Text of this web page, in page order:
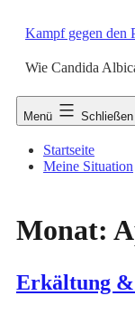
InhaltKampf gegen den
Wie Candida
Menü Schließen
Startseite
Meine Situation
Monat:
Erkältung